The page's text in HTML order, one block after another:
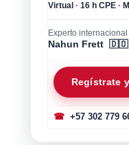
Virtual · 16 h CPE ·
Experto
Nahun Frett 🇩🇴
Regístrate
☎+57 302 779